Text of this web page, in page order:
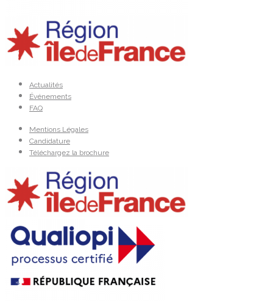
Actualités
Événements
FAQ
Mentions Légales
Candidature
Téléchargez la brochure